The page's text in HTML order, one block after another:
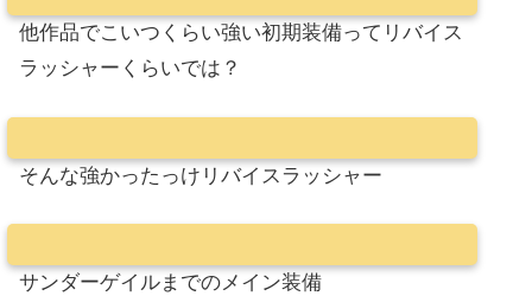
他作品でこいつくらい強い初期装備ってリバイス
ラッシャーくらいでは？
そんな強かったっけリバイスラッシャー
サンダーゲイルまでのメイン装備